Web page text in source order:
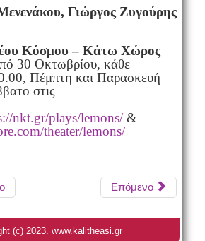
Γιώργος Ζυγούρης
Κόσμου – Κάτω Χώρος
30 Οκτωβρίου, κάθε
Πέμπτη και Παρασκευή
στις
nkt.gr/plays/lemons/&
theater/lemons/
Επόμενο
(c) 2023. www.kalitheasi.gr